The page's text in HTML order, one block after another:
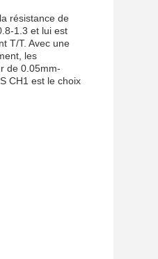
résistance de
1.3 et lui est
T/T. Avec une
les
de 0.05mm-
CH1 est le choix